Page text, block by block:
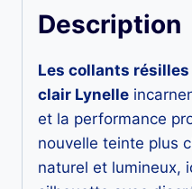
Description
Les collants
clair Lynelle
et la performance
nouvelle teinte plus
naturel et lumineux,